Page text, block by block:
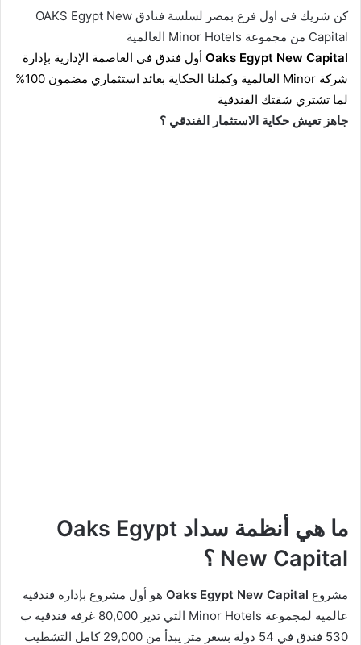
كن شريك فى اول فرع بمصر لسلسة فنادق OAKS Egypt New
Capital من مجموعة Minor Hotels العالمية
Oaks Egypt New Capital أول فندق في العاصمة الإدارية بإدارة
شركة Minor العالمية وكملنا الحكاية بعائد استثماري مضمون 100%
لما تشتري شقتك الفندقية
جاهز تعيش حكاية الاستثمار الفندقي ؟
ما هي أنظمة سداد Oaks Egypt
New Capital ؟
مشروع Oaks Egypt New Capital هو أول مشروع بإداره فندقيه
عالميه لمجموعة Minor Hotels التي تدير 80,000 غرفه فندقيه ب
530 فندق في 54 دولة بسعر متر يبدأ من 29,000 كامل التشطيب